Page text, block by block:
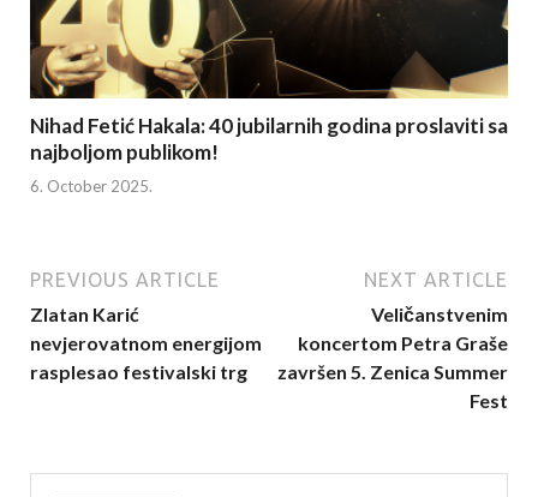
Nihad Fetić Hakala: 40 jubilarnih godina proslaviti sa
najboljom publikom!
6. October 2025.
PREVIOUS ARTICLE
Zlatan Karić
nevjerovatnom energijom
rasplesao festivalski trg
NEXT ARTICLE
Veličanstvenim
koncertom Petra Graše
završen 5. Zenica Summer
Fest